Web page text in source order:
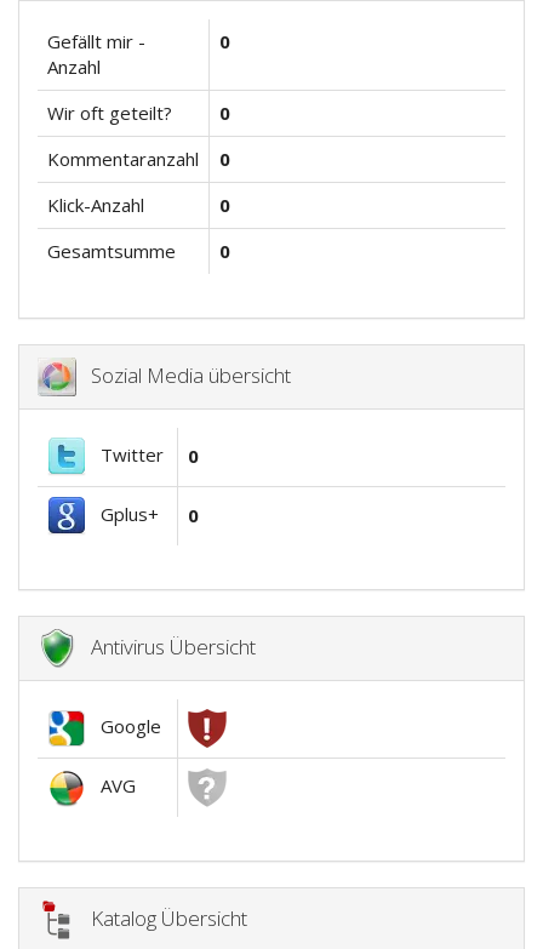
Gefällt mir -
Anzahl
0
Wir oft geteilt?
0
Kommentaranzahl
0
Klick-Anzahl
0
Gesamtsumme
0
Sozial Media übersicht
Twitter 0
Gplus+ 0
Antivirus Übersicht
Google
AVG
Katalog Übersicht